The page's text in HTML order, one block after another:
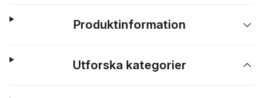
Produktinformation
Utforska kategorier